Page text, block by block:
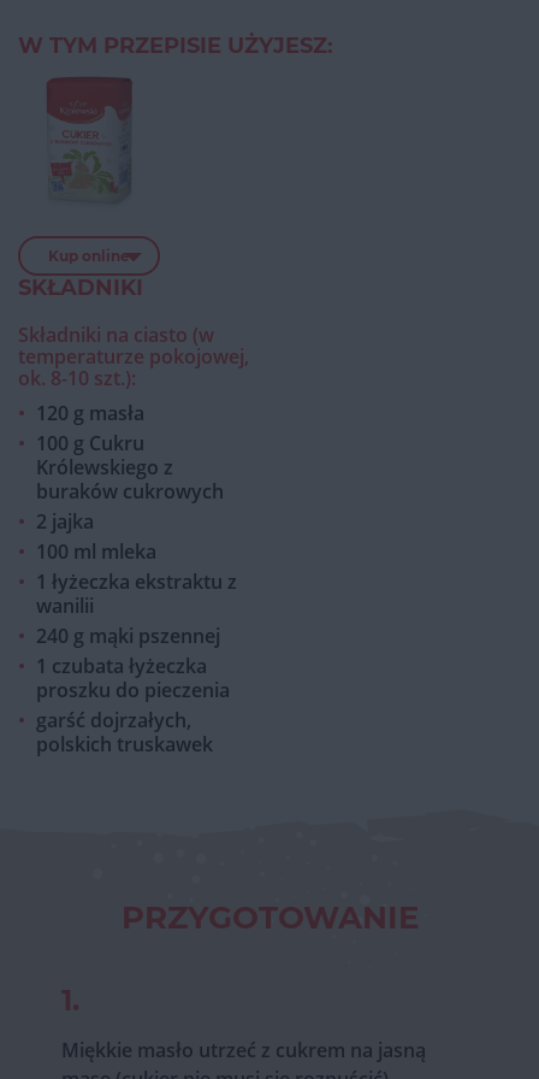
W TYM PRZEPISIE UŻYJESZ:
Kup online
SKŁADNIKI
Składniki na ciasto (w
temperaturze pokojowej,
ok. 8-10 szt.):
120 g masła
100 g Cukru
Królewskiego z
buraków cukrowych
2 jajka
100 ml mleka
1 łyżeczka ekstraktu z
wanilii
240 g mąki pszennej
1 czubata łyżeczka
proszku do pieczenia
garść dojrzałych,
polskich truskawek
PRZYGOTOWANIE
1.
Miękkie masło utrzeć z cukrem na jasną